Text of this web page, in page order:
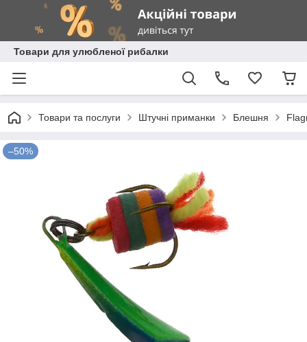
Товари для улюбленої рибалки
Товари та послуги Штучні приманки Блешня
–50%